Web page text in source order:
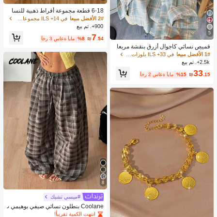
5
قميص نسائي كاجوال أزرق بنقشة مربعا
ت بأكمام طويلة وأزرار أمامية من البولي
ستر، مقاس عادي، ملابس ربيعية، أسلوب
1# الأفضل مبيعا
2.5k+. تم بيع
₪33.15
%15 آخر 2 ساعة أيام
6-18 قطعة مجموعة أقراط ذهبية للنسا
ء، موضة حفلات، سفر وعطلات، هدية خط
وبة، مناسبة لمناسبات متنوعة، (مصنوعة
ة وغير قابلة للتلاشي)، هدية لها
2# الأفضل مبيعا
900+. تم بيع
₪7.54
%8 آخر 3 ساعة أيام
8
#ميسي تشيك
Coolane بنطلون نسائي صيفي بوهيمي ب
سيط للعطلات، ملابس يومية أساسية مري
1# الأفضل مبيعا
انتهت الكمية تقريباً!
1# الأفضل مبيعا
1# الأفضل مبيعا